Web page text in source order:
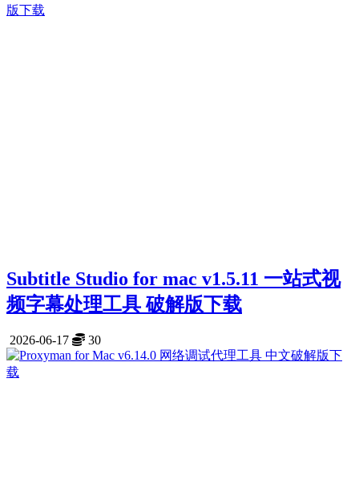
Subtitle Studio for mac v1.5.11 一站式视
频字幕处理工具 破解版下载
2026-06-17 30